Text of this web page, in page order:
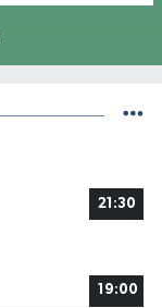
21:30
19:00